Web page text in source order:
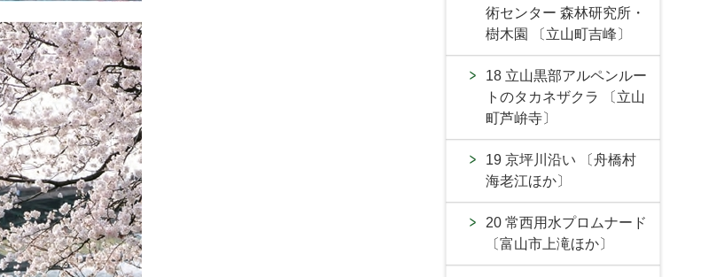
術センター 森林研究所・
樹木園 〔立山町吉峰〕
18 立山黒部アルペンルー
トのタカネザクラ 〔立山
町芦峅寺〕
19 京坪川沿い 〔舟橋村
海老江ほか〕
20 常西用水プロムナード
〔富山市上滝ほか〕